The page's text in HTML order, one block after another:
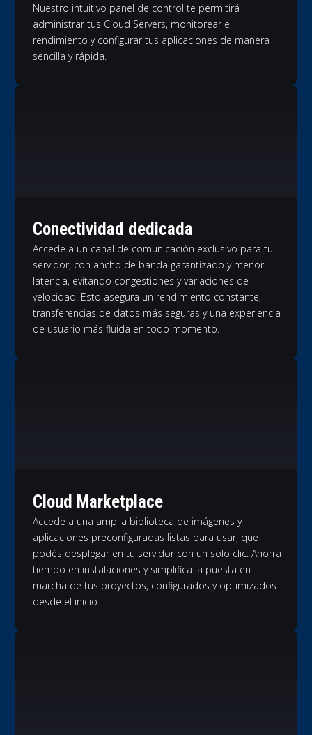
Nuestro intuitivo panel de control te permitirá
administrar tus Cloud Servers, monitorear el
rendimiento y configurar tus aplicaciones de manera
sencilla y rápida.
Conectividad dedicada
Accedé a un canal de comunicación exclusivo para tu
servidor, con ancho de banda garantizado y menor
latencia, evitando congestiones y variaciones de
velocidad. Esto asegura un rendimiento constante,
transferencias de datos más seguras y una experiencia
de usuario más fluida en todo momento.
Cloud Marketplace
Accede a una amplia biblioteca de imágenes y
aplicaciones preconfiguradas listas para usar, que
podés desplegar en tu servidor con un solo clic. Ahorra
tiempo en instalaciones y simplifica la puesta en
marcha de tus proyectos, configurados y optimizados
desde el inicio.